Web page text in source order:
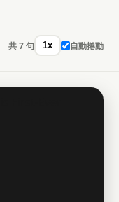
共 7 句 1x 自動捲動